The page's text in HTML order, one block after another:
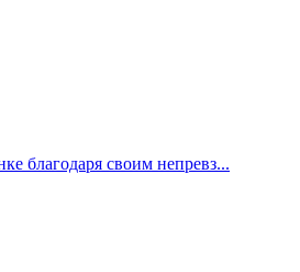
благодаря своим непревз...